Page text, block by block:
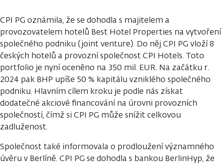
CPI PG oznámila, že se dohodla s majitelem a
provozovatelem hotelů Best Hotel Properties na vytvoření
společného podniku (joint venture). Do něj CPI PG vloží 8
českých hotelů a provozní společnost CPI Hotels. Toto
portfolio je nyní oceněno na 350 mil. EUR. Na začátku r.
2024 pak BHP upíše 50 % kapitálu vzniklého společného
podniku. Hlavním cílem kroku je podle nás získat
dodatečné akciové financování na úrovni provozních
společností, čímž si CPI PG může snížit celkovou
zadluženost.
Společnost také informovala o prodloužení významného
úvěru v Berlíně. CPI PG se dohodla s bankou BerlinHyp, že